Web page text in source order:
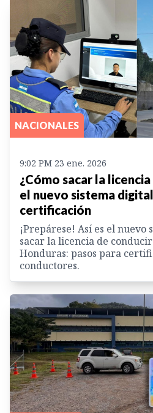
NACIONALES
9:02 PM 23 ene. 2026
¿Cómo sacar la
el nuevo sistema
certificación
¡Prepárese! Así es el
sacar la licencia de
Honduras: pasos para
conductores.